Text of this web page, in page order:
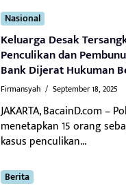
Nasional
Keluarga Desak
Penculikan dan
Bank Dijerat Hukuman
Firmansyah / September 18, 2025
JAKARTA, BacainD.com –
menetapkan 15 orang
kasus penculikan...
Berita